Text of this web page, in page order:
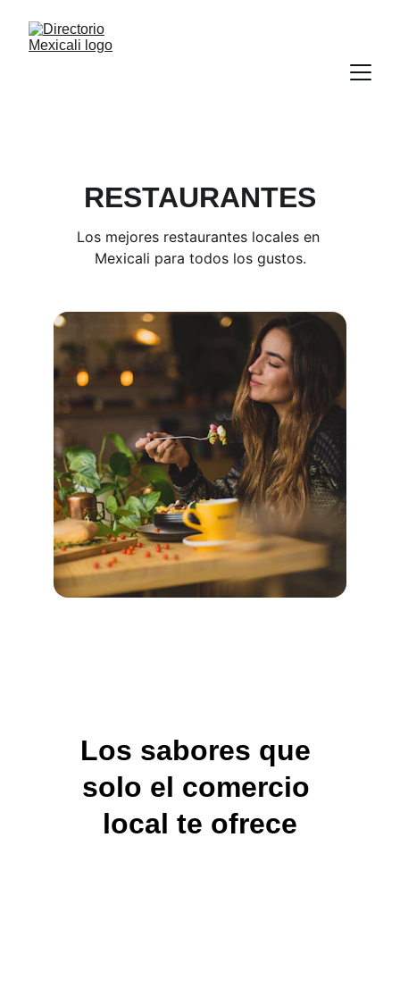
RESTAURANTES
Los mejores restaurantes locales en
Mexicali para todos los gustos.
Los sabores que
solo el comercio
local te ofrece